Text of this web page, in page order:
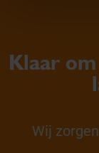
Klaar
Wij